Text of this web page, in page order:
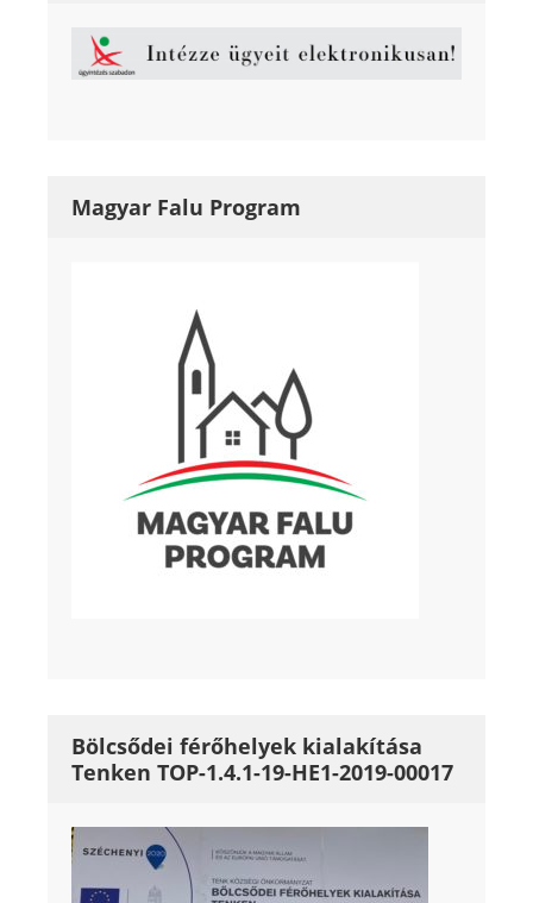
Magyar Falu Program
Bölcsődei férőhelyek kialakítása
Tenken TOP-1.4.1-19-HE1-2019-00017